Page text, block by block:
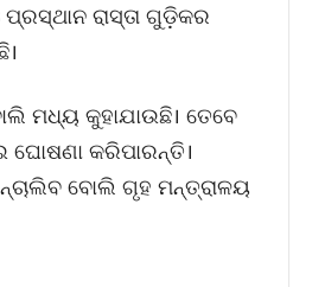
ରାସ୍ତା ଗୁଡ଼ିକର
ମଧ୍ୟ କୁହାଯାଉଛି। ତେବେ
ଘୋଷଣା କରିପାରନ୍ତି।
ବୋଲି ଗୃହ ମନ୍ତ୍ରାଳୟ